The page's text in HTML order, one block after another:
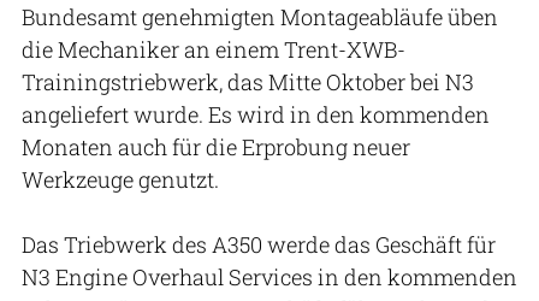
Bundesamt genehmigten Montageabläufe üben
die Mechaniker an einem Trent-XWB-
Trainingstriebwerk, das Mitte Oktober bei N3
angeliefert wurde. Es wird in den kommenden
Monaten auch für die Erprobung neuer
Werkzeuge genutzt.
Das Triebwerk des A350 werde das Geschäft für
N3 Engine Overhaul Services in den kommenden